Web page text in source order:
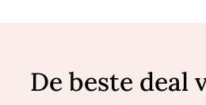
De beste deal